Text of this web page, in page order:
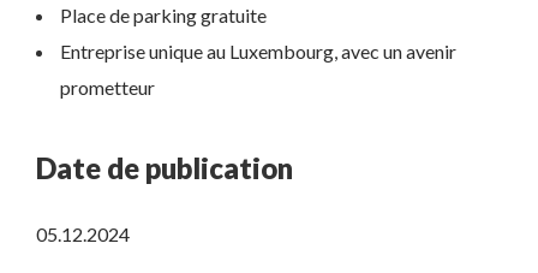
Place de parking gratuite
Entreprise unique au Luxembourg, avec un avenir
prometteur
Date de publication
05.12.2024